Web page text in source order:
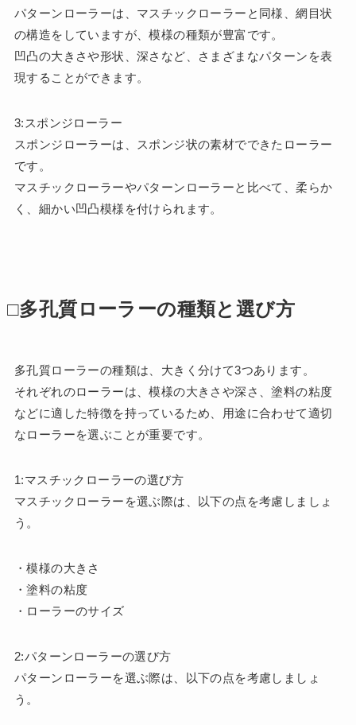
パターンローラーは、マスチックローラーと同様、網目状
の構造をしていますが、模様の種類が豊富です。
凹凸の大きさや形状、深さなど、さまざまなパターンを表
現することができます。
3:スポンジローラー
スポンジローラーは、スポンジ状の素材でできたローラー
です。
マスチックローラーやパターンローラーと比べて、柔らか
く、細かい凹凸模様を付けられます。
□多孔質ローラーの種類と選び方
多孔質ローラーの種類は、大きく分けて3つあります。
それぞれのローラーは、模様の大きさや深さ、塗料の粘度
などに適した特徴を持っているため、用途に合わせて適切
なローラーを選ぶことが重要です。
1:マスチックローラーの選び方
マスチックローラーを選ぶ際は、以下の点を考慮しましょ
う。
・模様の大きさ
・塗料の粘度
・ローラーのサイズ
2:パターンローラーの選び方
パターンローラーを選ぶ際は、以下の点を考慮しましょ
う。